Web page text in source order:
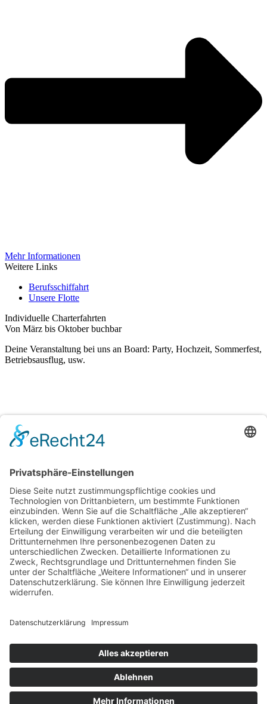
Mehr Informationen
Weitere Links
Berufsschiffahrt
Unsere Flotte
Individuelle Charterfahrten
Von März bis Oktober buchbar
Deine Veranstaltung bei uns an Board: Party, Hochzeit, Sommerfest,
Betriebsausflug, usw.
Kontakt